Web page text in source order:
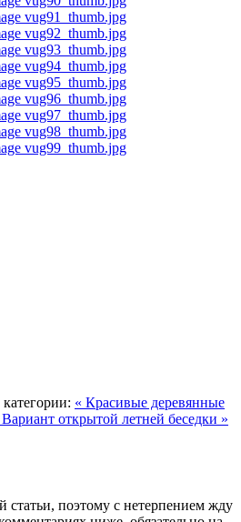
« Красивые деревянные
Вариант открытой летней беседки »
статьи, поэтому с нетерпением жду